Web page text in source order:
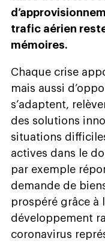
trafic aérien
mémoires.
Chaque crise
mais aussi
s’adaptent,
des solutions
situations
actives dans le
par exemple
demande de
prospéré grâce à
développement
coronavirus